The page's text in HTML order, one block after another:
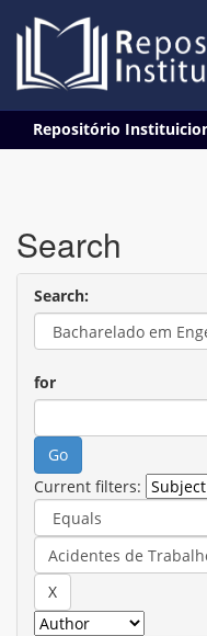
navigation
Repositório
Search
Search:
for
Current filters: